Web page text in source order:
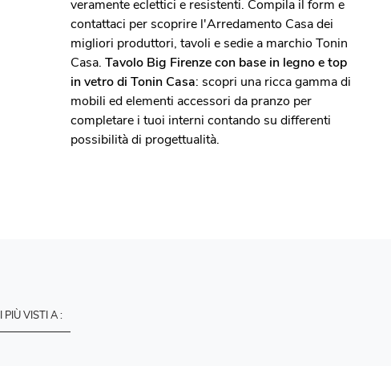
veramente eclettici e resistenti. Compila il form e
contattaci per scoprire l'Arredamento Casa dei
migliori produttori, tavoli e sedie a marchio Tonin
Casa. Tavolo Big Firenze con base in legno e top
in vetro di Tonin Casa: scopri una ricca gamma di
mobili ed elementi accessori da pranzo per
completare i tuoi interni contando su differenti
possibilità di progettualità.
I PIÙ VISTI A :